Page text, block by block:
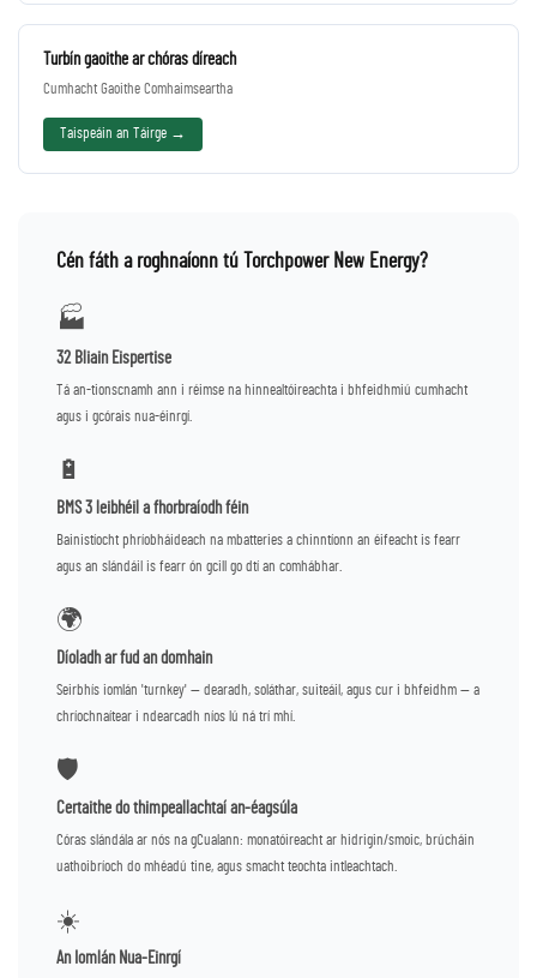
Turbín gaoithe ar chóras díreach
Cumhacht Gaoithe Comhaimseartha
Taispeáin an Táirge →
Cén fáth a roghnaíonn tú Torchpower New Energy?
🏭
32 Bliain Eispertise
Tá an-tionscnamh ann i réimse na hinnealtóireachta i bhfeidhmiú cumhacht
agus i gcórais nua-éinrgí.
🔋
BMS 3 leibhéil a fhorbraíodh féin
Bainistíocht phríobháideach na mbatteries a chinntíonn an éifeacht is fearr
agus an slándáil is fearr ón gcill go dtí an comhábhar.
🌍
Díoladh ar fud an domhain
Seirbhís iomlán 'turnkey' — dearadh, soláthar, suiteáil, agus cur i bhfeidhm — a
chríochnaítear i ndearcadh níos lú ná trí mhí.
🛡️
Certaithe do thimpeallachtaí an-éagsúla
Córas slándála ar nós na gCualann: monatóireacht ar hidrigin/smoic, brúcháin
uathoibríoch do mhéadú tine, agus smacht teochta intleachtach.
☀️
An Iomlán Nua-Einrgí